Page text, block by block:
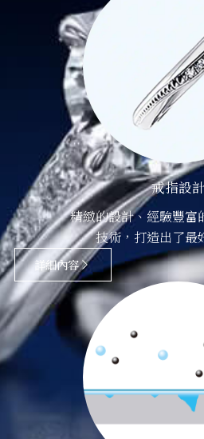
戒指設計
精緻的設計、經驗豐富
技術，打造出了最
詳細內容